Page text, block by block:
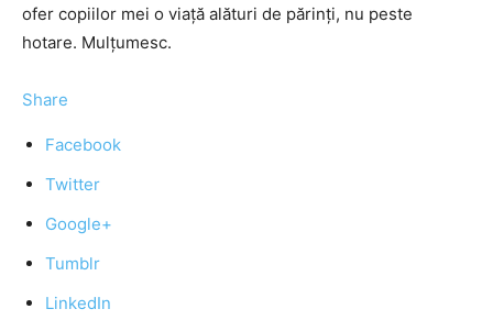
ofer copiilor mei o viaţă alături de părinţi, nu peste
hotare. Mulţumesc.
Share
Facebook
Twitter
Google+
Tumblr
LinkedIn